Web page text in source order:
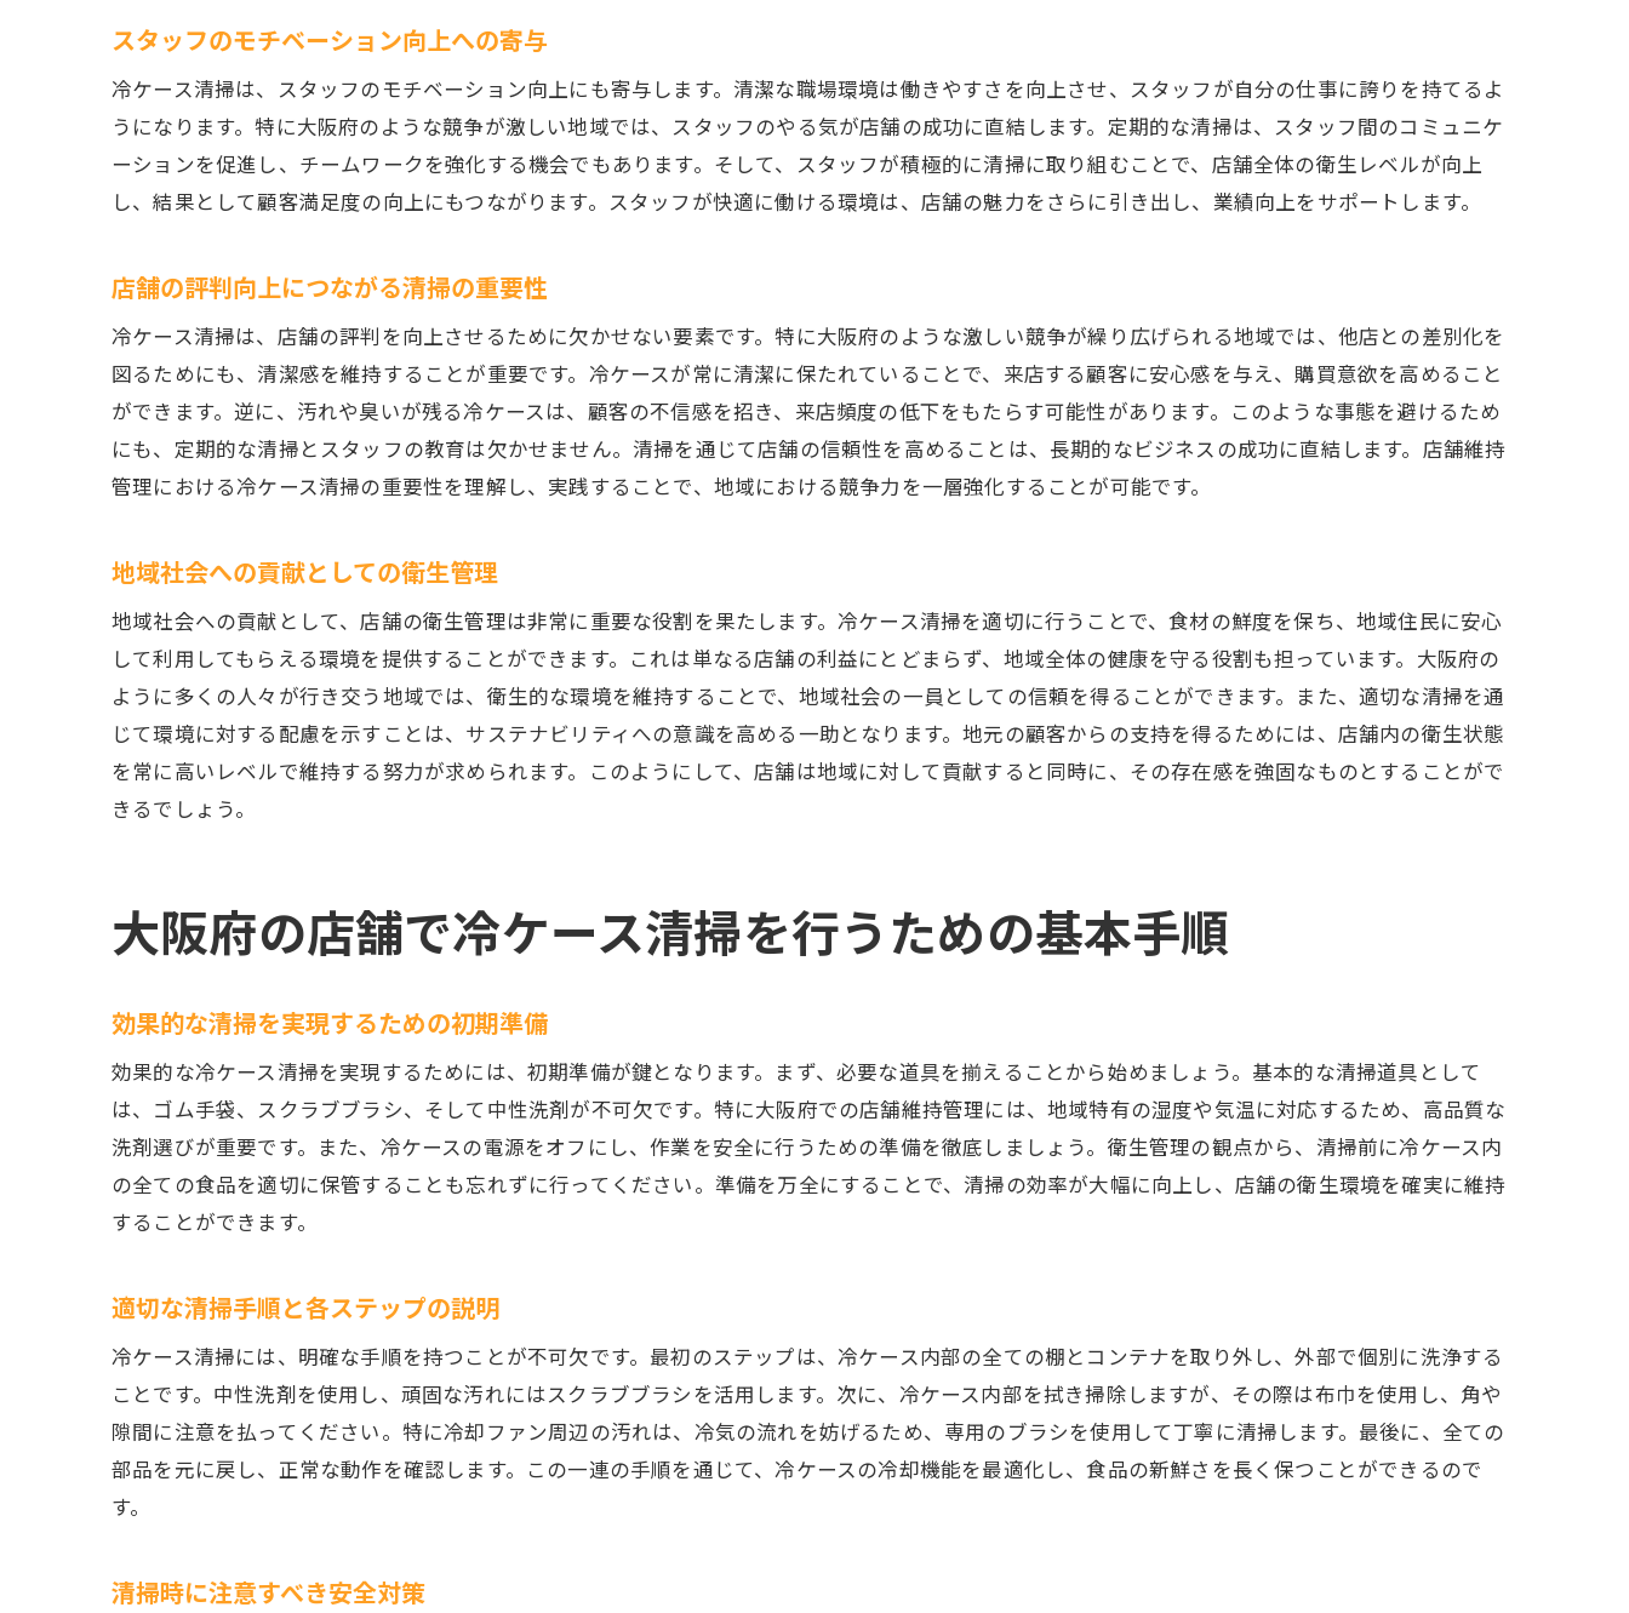
コスト削減につながるプロの道具活用法
冷ケースの衛生状態を保つためのポイントと注意点
普段から気をつけるべき衛生管理の基本
清掃後の管理と注意点
異常を早期発見するためのチェックリスト
トラブル発生時の適切な対処法
顧客満足度を高める冷ケース清掃の具体的なアプローチ
清掃がもたらす顧客満足度向上の具体例
顧客の声を反映した清掃改善策
清掃後のフィードバック収集とその活用
リピーターを増やすための清掃品質向上
冷ケース清掃が店舗のビジネス信頼性に与える影響
地域社会との関係構築につながる清掃活動
清掃改善により顧客数を拡大した事例
スタッフ参加型の清掃文化が生んだ成功
スタッフのモチベーション向上への寄与
冷ケース清掃は、スタッフのモチベーション向上にも寄与します。清潔な職場環境は働きやすさを向上させ、スタッフが自分の仕事に誇りを持てるよ
うになります。特に大阪府のような競争が激しい地域では、スタッフのやる気が店舗の成功に直結します。定期的な清掃は、スタッフ間のコミュニケ
ーションを促進し、チームワークを強化する機会でもあります。そして、スタッフが積極的に清掃に取り組むことで、店舗全体の衛生レベルが向上
し、結果として顧客満足度の向上にもつながります。スタッフが快適に働ける環境は、店舗の魅力をさらに引き出し、業績向上をサポートします。
店舗の評判向上につながる清掃の重要性
冷ケース清掃は、店舗の評判を向上させるために欠かせない要素です。特に大阪府のような激しい競争が繰り広げられる地域では、他店との差別化を
図るためにも、清潔感を維持することが重要です。冷ケースが常に清潔に保たれていることで、来店する顧客に安心感を与え、購買意欲を高めること
ができます。逆に、汚れや臭いが残る冷ケースは、顧客の不信感を招き、来店頻度の低下をもたらす可能性があります。このような事態を避けるため
にも、定期的な清掃とスタッフの教育は欠かせません。清掃を通じて店舗の信頼性を高めることは、長期的なビジネスの成功に直結します。店舗維持
管理における冷ケース清掃の重要性を理解し、実践することで、地域における競争力を一層強化することが可能です。
地域社会への貢献としての衛生管理
地域社会への貢献として、店舗の衛生管理は非常に重要な役割を果たします。冷ケース清掃を適切に行うことで、食材の鮮度を保ち、地域住民に安心
して利用してもらえる環境を提供することができます。これは単なる店舗の利益にとどまらず、地域全体の健康を守る役割も担っています。大阪府の
ように多くの人々が行き交う地域では、衛生的な環境を維持することで、地域社会の一員としての信頼を得ることができます。また、適切な清掃を通
じて環境に対する配慮を示すことは、サステナビリティへの意識を高める一助となります。地元の顧客からの支持を得るためには、店舗内の衛生状態
を常に高いレベルで維持する努力が求められます。このようにして、店舗は地域に対して貢献すると同時に、その存在感を強固なものとすることがで
きるでしょう。
大阪府の店舗で冷ケース清掃を行うための基本手順
効果的な清掃を実現するための初期準備
効果的な冷ケース清掃を実現するためには、初期準備が鍵となります。まず、必要な道具を揃えることから始めましょう。基本的な清掃道具として
は、ゴム手袋、スクラブブラシ、そして中性洗剤が不可欠です。特に大阪府での店舗維持管理には、地域特有の湿度や気温に対応するため、高品質な
洗剤選びが重要です。また、冷ケースの電源をオフにし、作業を安全に行うための準備を徹底しましょう。衛生管理の観点から、清掃前に冷ケース内
の全ての食品を適切に保管することも忘れずに行ってください。準備を万全にすることで、清掃の効率が大幅に向上し、店舗の衛生環境を確実に維持
することができます。
適切な清掃手順と各ステップの説明
冷ケース清掃には、明確な手順を持つことが不可欠です。最初のステップは、冷ケース内部の全ての棚とコンテナを取り外し、外部で個別に洗浄する
ことです。中性洗剤を使用し、頑固な汚れにはスクラブブラシを活用します。次に、冷ケース内部を拭き掃除しますが、その際は布巾を使用し、角や
隙間に注意を払ってください。特に冷却ファン周辺の汚れは、冷気の流れを妨げるため、専用のブラシを使用して丁寧に清掃します。最後に、全ての
部品を元に戻し、正常な動作を確認します。この一連の手順を通じて、冷ケースの冷却機能を最適化し、食品の新鮮さを長く保つことができるので
す。
清掃時に注意すべき安全対策